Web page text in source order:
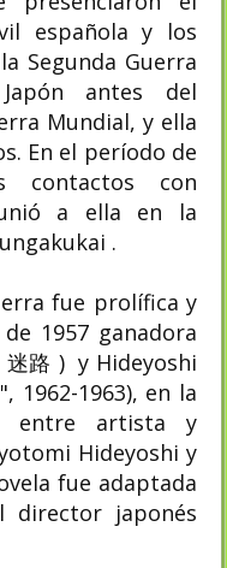
española y los
Segunda Guerra
antes del
Mundial, y ella
En el período de
contactos con
a ella en la
.
fue prolífica y
1957 ganadora
路 ) y Hideyoshi
1962-1963), en la
entre artista y
Hideyoshi y
fue adaptada
director japonés